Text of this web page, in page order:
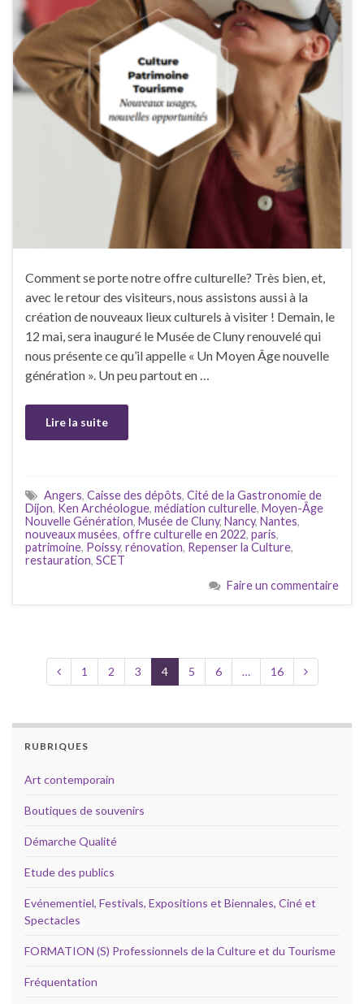
Comment se porte notre offre culturelle? Très bien, et,
avec le retour des visiteurs, nous assistons aussi à la
création de nouveaux lieux culturels à visiter ! Demain, le
12 mai, sera inauguré le Musée de Cluny renouvelé qui
nous présente ce qu’il appelle « Un Moyen Âge nouvelle
génération ». Un peu partout en …
Lire la suite
Angers, Caisse des dépôts, Cité de la Gastronomie de
Dijon, Ken Archéologue, médiation culturelle, Moyen-Âge
Nouvelle Génération, Musée de Cluny, Nancy, Nantes,
nouveaux musées, offre culturelle en 2022, paris,
patrimoine, Poissy, rénovation, Repenser la Culture,
restauration, SCET
Faire un commentaire
1 2 3 4 5 6 … 16
RUBRIQUES
Art contemporain
Boutiques de souvenirs
Démarche Qualité
Etude des publics
Evénementiel, Festivals, Expositions et Biennales, Ciné et
Spectacles
FORMATION (S) Professionnels de la Culture et du Tourisme
Fréquentation